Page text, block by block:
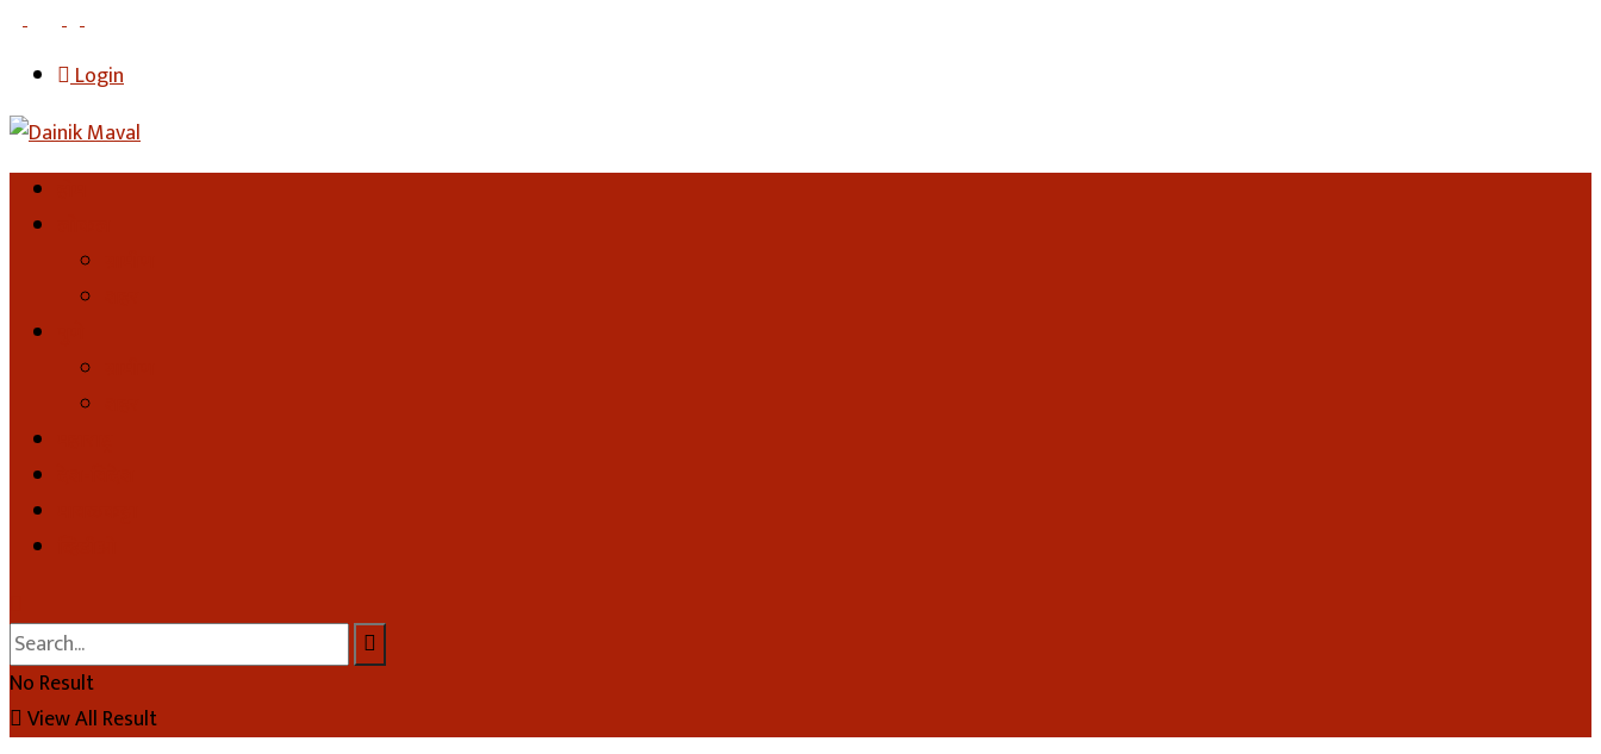
Login
No Result
View All Result